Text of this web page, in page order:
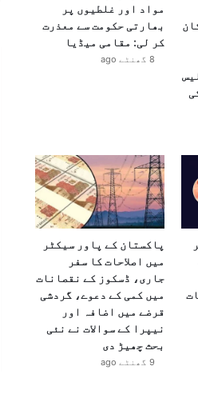
مواد اور غلطیوں پر
بھارتی حکومت سے معذرت
کر لی: مقامی میڈیا
8 گھنٹے ago
پاکستان کے پاور سیکٹر
میں اصلاحات کا سفر
جاری، ڈسکوز کے نقصانات
میں کمی کے دعوے، گردشی
قرضے میں اضافہ اور
نیپرا کے سوالات نے نئی
بحث چھیڑ دی
9 گھنٹے ago